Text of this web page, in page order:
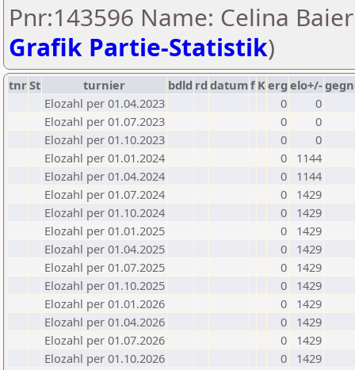
Pnr:143596 Name: Celina
Grafik Partie-Statistik)
tnrSt turnier bdld rd datumf Kerg elo+/-
Elozahl per 01.04.2023
0
0
Elozahl per 01.07.2023
0
0
Elozahl per 01.10.2023
0
0
Elozahl per 01.01.2024
0
1144
Elozahl per 01.04.2024
0
1144
Elozahl per 01.07.2024
0
1429
Elozahl per 01.10.2024
0
1429
Elozahl per 01.01.2025
0
1429
Elozahl per 01.04.2025
0
1429
Elozahl per 01.07.2025
0
1429
Elozahl per 01.10.2025
0
1429
Elozahl per 01.01.2026
0
1429
Elozahl per 01.04.2026
0
1429
Elozahl per 01.07.2026
0
1429
Elozahl per 01.10.2026
0 1429